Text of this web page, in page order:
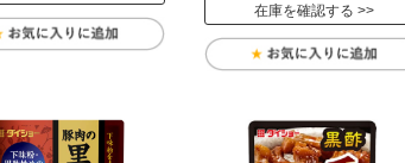
在庫を確認する